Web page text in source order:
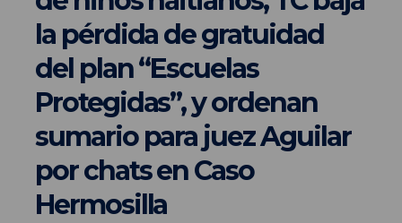
la pérdida de gratuidad
del plan “Escuelas
Protegidas”, y ordenan
sumario para juez Aguilar
por chats en Caso
Hermosilla